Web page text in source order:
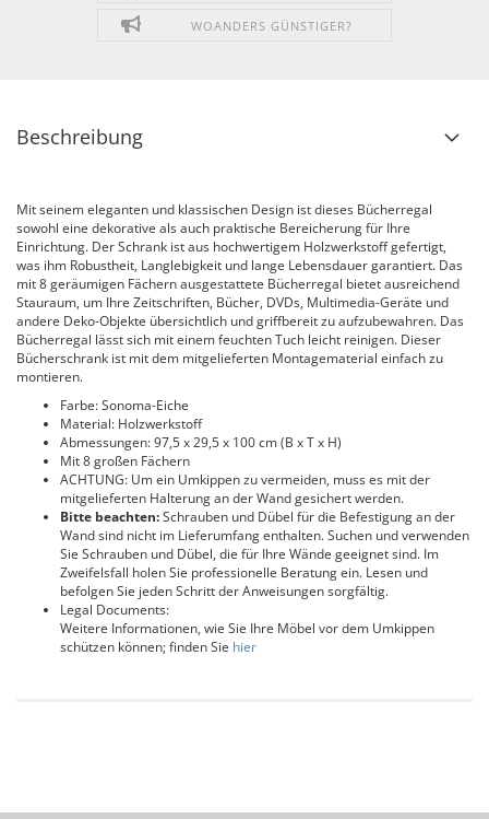
WOANDERS GÜNSTIGER?
Beschreibung
Mit seinem eleganten und klassischen Design ist dieses Bücherregal
sowohl eine dekorative als auch praktische Bereicherung für Ihre
Einrichtung. Der Schrank ist aus hochwertigem Holzwerkstoff gefertigt,
was ihm Robustheit, Langlebigkeit und lange Lebensdauer garantiert. Das
mit 8 geräumigen Fächern ausgestattete Bücherregal bietet ausreichend
Stauraum, um Ihre Zeitschriften, Bücher, DVDs, Multimedia-Geräte und
andere Deko-Objekte übersichtlich und griffbereit zu aufzubewahren. Das
Bücherregal lässt sich mit einem feuchten Tuch leicht reinigen. Dieser
Bücherschrank ist mit dem mitgelieferten Montagematerial einfach zu
montieren.
Farbe: Sonoma-Eiche
Material: Holzwerkstoff
Abmessungen: 97,5 x 29,5 x 100 cm (B x T x H)
Mit 8 großen Fächern
ACHTUNG: Um ein Umkippen zu vermeiden, muss es mit der
mitgelieferten Halterung an der Wand gesichert werden.
Bitte beachten:Schrauben und Dübel für die Befestigung an der
Wand sind nicht im Lieferumfang enthalten. Suchen und verwenden
Sie Schrauben und Dübel, die für Ihre Wände geeignet sind. Im
Zweifelsfall holen Sie professionelle Beratung ein. Lesen und
befolgen Sie jeden Schritt der Anweisungen sorgfältig.
Legal Documents:
Weitere Informationen, wie Sie Ihre Möbel vor dem Umkippen
schützen können; finden Sie hier